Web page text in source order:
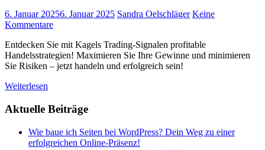
6. Januar 20256. Januar 2025 Sandra Oelschläger Keine
Kommentare
Entdecken Sie mit Kagels Trading-Signalen profitable
Handelsstrategien! Maximieren Sie Ihre Gewinne und minimieren
Sie Risiken – jetzt handeln und erfolgreich sein!
Weiterlesen
Aktuelle Beiträge
Wie baue ich Seiten bei WordPress? Dein Weg zu einer
erfolgreichen Online-Präsenz!